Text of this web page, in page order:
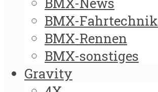
BMX-Fahrtechnik
BMX-Rennen
BMX-sonstiges
Gravity